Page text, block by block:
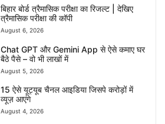
बिहार बोर्ड त्रैमासिक परीक्षा का रिजल्ट | देखिए
त्रैमासिक परीक्षा की कॉपी
August 6, 2026
Chat GPT और Gemini App से ऐसे कमाए घर
बैठे पैसे – वो भी लाखों में
August 5, 2026
15 ऐसे यूट्यूब चैनल आइडिया जिसपे करोड़ों में
व्यूज़ आएंगे
August 4, 2026